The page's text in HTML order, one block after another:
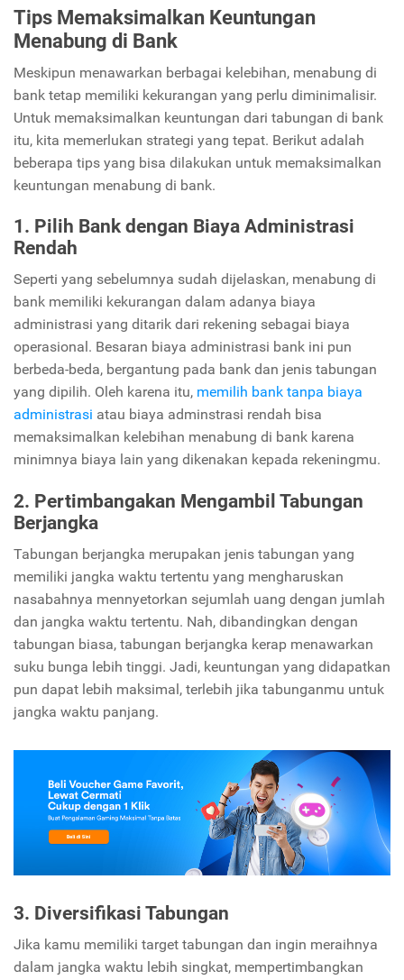
Tips Memaksimalkan Keuntungan
Menabung di Bank
Meskipun menawarkan berbagai kelebihan, menabung di
bank tetap memiliki kekurangan yang perlu diminimalisir.
Untuk memaksimalkan keuntungan dari tabungan di bank
itu, kita memerlukan strategi yang tepat. Berikut adalah
beberapa tips yang bisa dilakukan untuk memaksimalkan
keuntungan menabung di bank.
1. Pilih Bank dengan Biaya Administrasi
Rendah
Seperti yang sebelumnya sudah dijelaskan, menabung di
bank memiliki kekurangan dalam adanya biaya
administrasi yang ditarik dari rekening sebagai biaya
operasional. Besaran biaya administrasi bank ini pun
berbeda-beda, bergantung pada bank dan jenis tabungan
yang dipilih. Oleh karena itu, memilih bank tanpa biaya
administrasi atau biaya adminstrasi rendah bisa
memaksimalkan kelebihan menabung di bank karena
minimnya biaya lain yang dikenakan kepada rekeningmu.
2. Pertimbangakan Mengambil Tabungan
Berjangka
Tabungan berjangka merupakan jenis tabungan yang
memiliki jangka waktu tertentu yang mengharuskan
nasabahnya mennyetorkan sejumlah uang dengan jumlah
dan jangka waktu tertentu. Nah, dibandingkan dengan
tabungan biasa, tabungan berjangka kerap menawarkan
suku bunga lebih tinggi. Jadi, keuntungan yang didapatkan
pun dapat lebih maksimal, terlebih jika tabunganmu untuk
jangka waktu panjang.
3. Diversifikasi Tabungan
Jika kamu memiliki target tabungan dan ingin meraihnya
dalam jangka waktu lebih singkat, mempertimbangkan